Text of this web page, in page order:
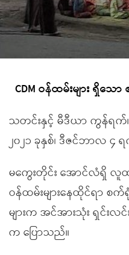
CDM ဝန်ထမ်းများ ရှိသ
သတင်းနှင့် မီဒီယာ ကွန်ရက်
၂၀၂၁ ခုနှစ်၊ ဒီဇင်ဘာလ ၄
မကွေးတိုင်း အောင်လံရှိ လူ
ဝန်ထမ်းများနေထိုင်ရာ
များက အင်အားသုံး ရှင်း
က ပြောသည်။